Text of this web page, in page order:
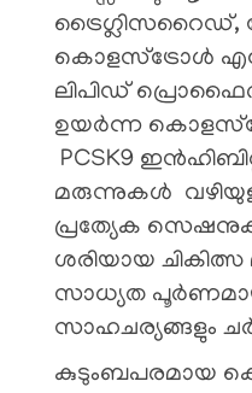
കൊളസ്‌ട്രോള്‍
ലിപിഡ്
ഉയർന്ന
PCSK9
മരുന്നുകൾ
പ്രത്യേക
ശരിയായ ചികിത്സ
സാധ്യത
സാഹചര്യങ്ങളും
കുടുംബപരമായ